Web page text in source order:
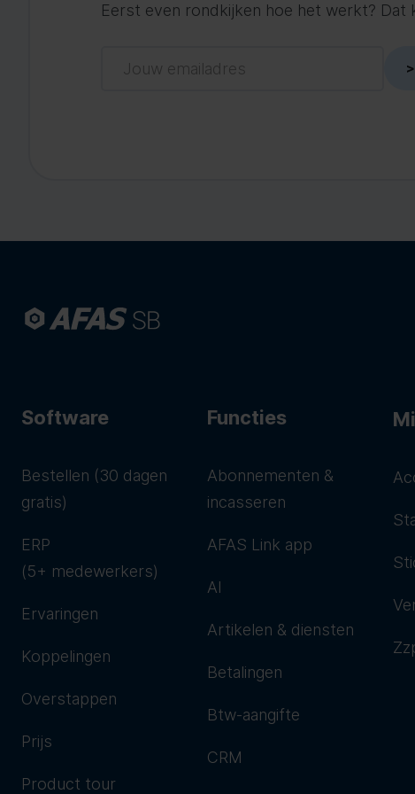
Eerst even rondkijken hoe het werkt? Dat
Software
Bestellen (30 dagen
gratis)
ERP
(5+ medewerkers)
Ervaringen
Koppelingen
Overstappen
Prijs
Product tour
Functies
Abonnementen &
incasseren
AFAS Link app
AI
Artikelen & diensten
Betalingen
Btw-aangifte
CRM